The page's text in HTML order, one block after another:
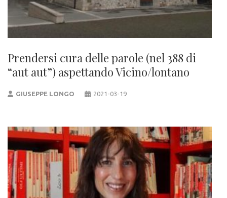
Prendersi cura delle parole (nel 388 di
“aut aut”) aspettando Vicino/lontano
GIUSEPPE LONGO 2021-03-19